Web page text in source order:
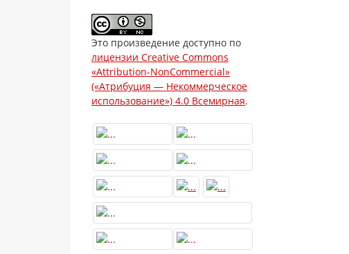
Это произведение доступно по
лицензии Creative Commons
«Attribution-NonCommercial»
(«Атрибуция — Некоммерческое
использование») 4.0 Всемирная.